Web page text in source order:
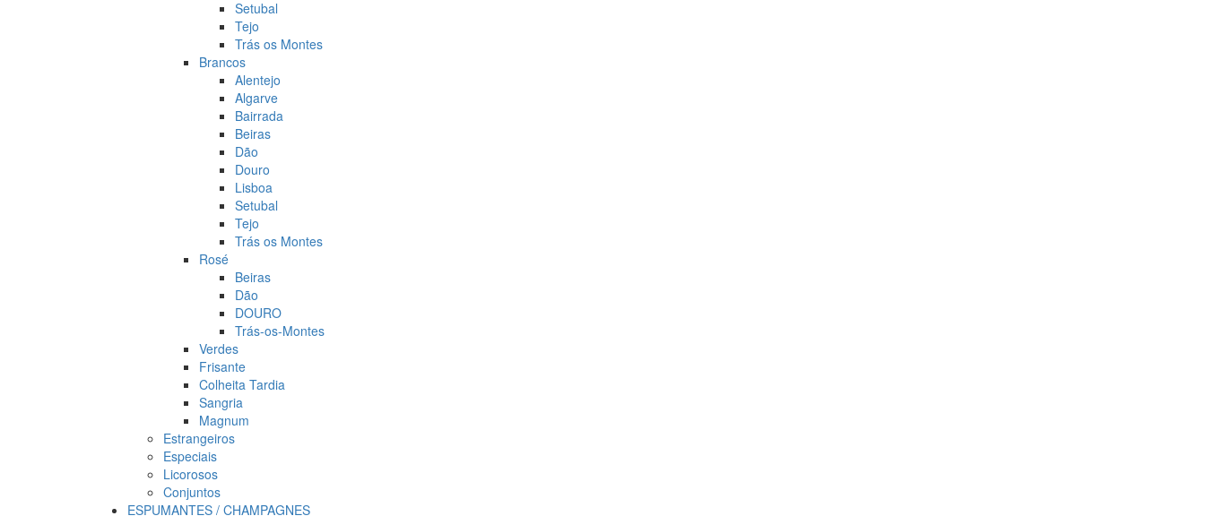
Setubal
Tejo
Trás os Montes
Brancos
Alentejo
Algarve
Bairrada
Beiras
Dão
Douro
Lisboa
Setubal
Tejo
Trás os Montes
Rosé
Beiras
Dão
DOURO
Trás-os-Montes
Verdes
Frisante
Colheita Tardia
Sangria
Magnum
Estrangeiros
Especiais
Licorosos
Conjuntos
ESPUMANTES / CHAMPAGNES